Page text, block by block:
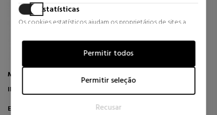
Estatísticas
Os cookies estatísticos ajudam os proprietários de sites a
coletando e fornecendo informações de forma anônima.
Os cookies de marketing são usados para rastrear visitantes
em sites. A intenção é exibir anúncios que sejam relevantes e
atraentes para o usuário individual e, portanto, mais valiosos
para editores e anunciantes terceirizados.
Permitir todos
Permitir seleção
Recusar
MANCERA
INDIAN DREAM
Eau de Parfum
MANCERA
Eau de Parfum